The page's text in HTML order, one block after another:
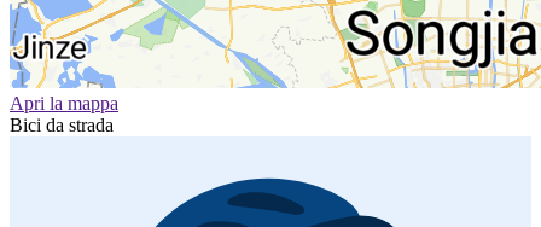
Apri la mappa
Bici da strada